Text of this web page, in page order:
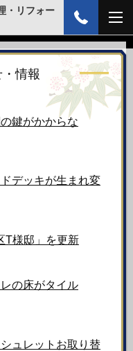
・リフォー
情報
鍵がかからな
デッキが生まれ変
様邸」
を更新
の床がタイル
ュレットお取り替